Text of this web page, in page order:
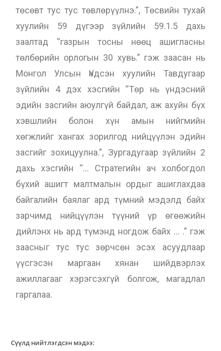
төсөвт тус тус төвлөрүүлнэ.”, Төсвийн тухай
хуулийн 59 дүгээр зүйлийн 59.1.5 дахь
заалтад “газрын тосны нөөц ашигласны
төлбөрийн орлогын 30 хувь.” гэж заасан нь
Монгол Улсын Үндсэн хуулийн Тавдугаар
зүйлийн 4 дэх хэсгийн “Төр нь үндэсний
эдийн засгийн аюулгүй байдал, аж ахуйн бүх
хэвшлийн болон хүн амын нийгмийн
хөгжлийг хангах зорилгод нийцүүлэн эдийн
засгийг зохицуулна.”, Зургадугаар зүйлийн 2
дахь хэсгийн “… Стратегийн ач холбогдол
бүхий ашигт малтмалын ордыг ашиглахдаа
байгалийн баялаг ард түмний мэдэлд байх
зарчимд нийцүүлэн түүний үр өгөөжийн
дийлэнх нь ард түмэнд ногдож байх … .” гэж
заасныг тус тус зөрчсөн эсэх асуудлаар
үүсгэсэн маргаан хянан шийдвэрлэх
ажиллагааг хэрэгсэхгүй болгож, магадлал
гаргалаа.
Сүүлд нийтлэгдсэн мэдээ: